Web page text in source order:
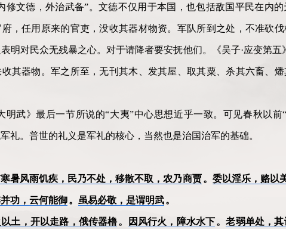
修文德，外治武备”。文德不仅用于本国，也包括敌国平民在内
，任用原来的官吏，没收其器材物资。军队所到之处，不准砍
明对民众无残暴之心。对于请降者要安抚他们。《吴子·应变第五
其器物。军之所至，无刊其木、发其屋、取其粟、杀其六畜、
明武》最后一节所说的“大夷”中心思想近乎一致。可见春秋以
礼。普世的礼义是军礼的核心，当然也是治国治军的基础。
暑风雨饥疾，民乃不处，移散不取，农乃商贾 。 委以淫乐，赂以
功，云何能御。 虽易必敬，是谓明武。
土，开以走路，俄传器橹。 因风行火，障水水下。老弱单处，